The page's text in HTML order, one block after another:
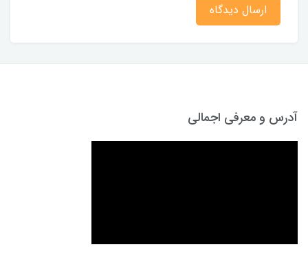
ارسال دیدگاه
آدرس و معرفی اجمالی